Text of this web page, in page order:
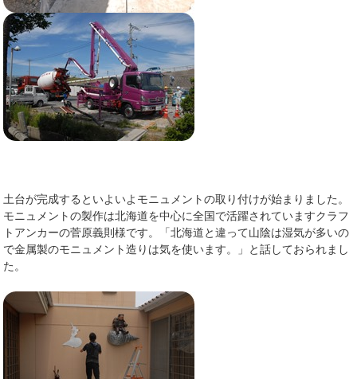
土台が完成するといよいよモニュメントの取り付けが始まりました。
モニュメントの製作は北海道を中心に全国で活躍されていますクラフ
トアンカーの菅原義則様です。「北海道と違って山陰は湿気が多いの
で金属製のモニュメント造りは気を使います。」と話しておられまし
た。